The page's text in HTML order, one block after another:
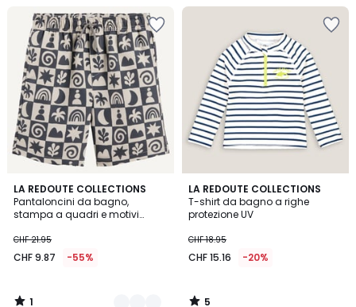
LA REDOUTE COLLECTIONS
Pantaloncini da bagno,
stampa a quadri e motivi
CHF 21.95
CHF 9.87 -55%
1
/
5
2
Colori
1
LA REDOUTE COLLECTIONS
T-shirt da bagno a righe
protezione UV
CHF 18.95
CHF 15.16 -20%
5
/
5
5